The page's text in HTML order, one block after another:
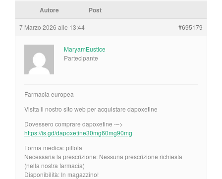
Autore Post
7 Marzo 2026 alle 13:44 #695179
MaryamEustice
Partecipante
Farmacia europea
Visita il nostro sito web per acquistare dapoxetine
Dovessero comprare dapoxetine -–>
https://is.gd/dapoxetine30mg60mg90mg
Forma medica: pillola
Necessaria la prescrizione: Nessuna prescrizione richiesta
(nella nostra farmacia)
Disponibilità: In magazzino!